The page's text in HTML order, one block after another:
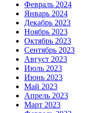
Февраль 2024
Январь 2024
Декабрь 2023
Ноябрь 2023
Октябрь 2023
Сентябрь 2023
Август 2023
Июль 2023
Июнь 2023
Май 2023
Апрель 2023
Март 2023